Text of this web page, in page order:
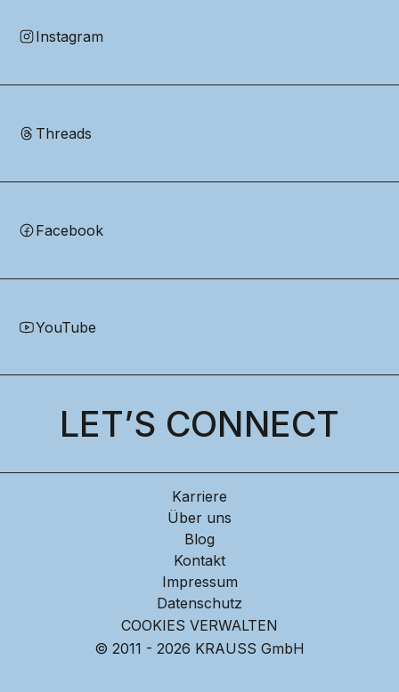
Instagram
Threads
Facebook
YouTube
LET’S CONNECT
Karriere
Über uns
Blog
Kontakt
Impressum
Datenschutz
COOKIES VERWALTEN
© 2011 - 2026 KRAUSS GmbH